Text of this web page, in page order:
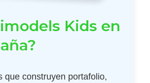
Kids en
que construyen portafolio,